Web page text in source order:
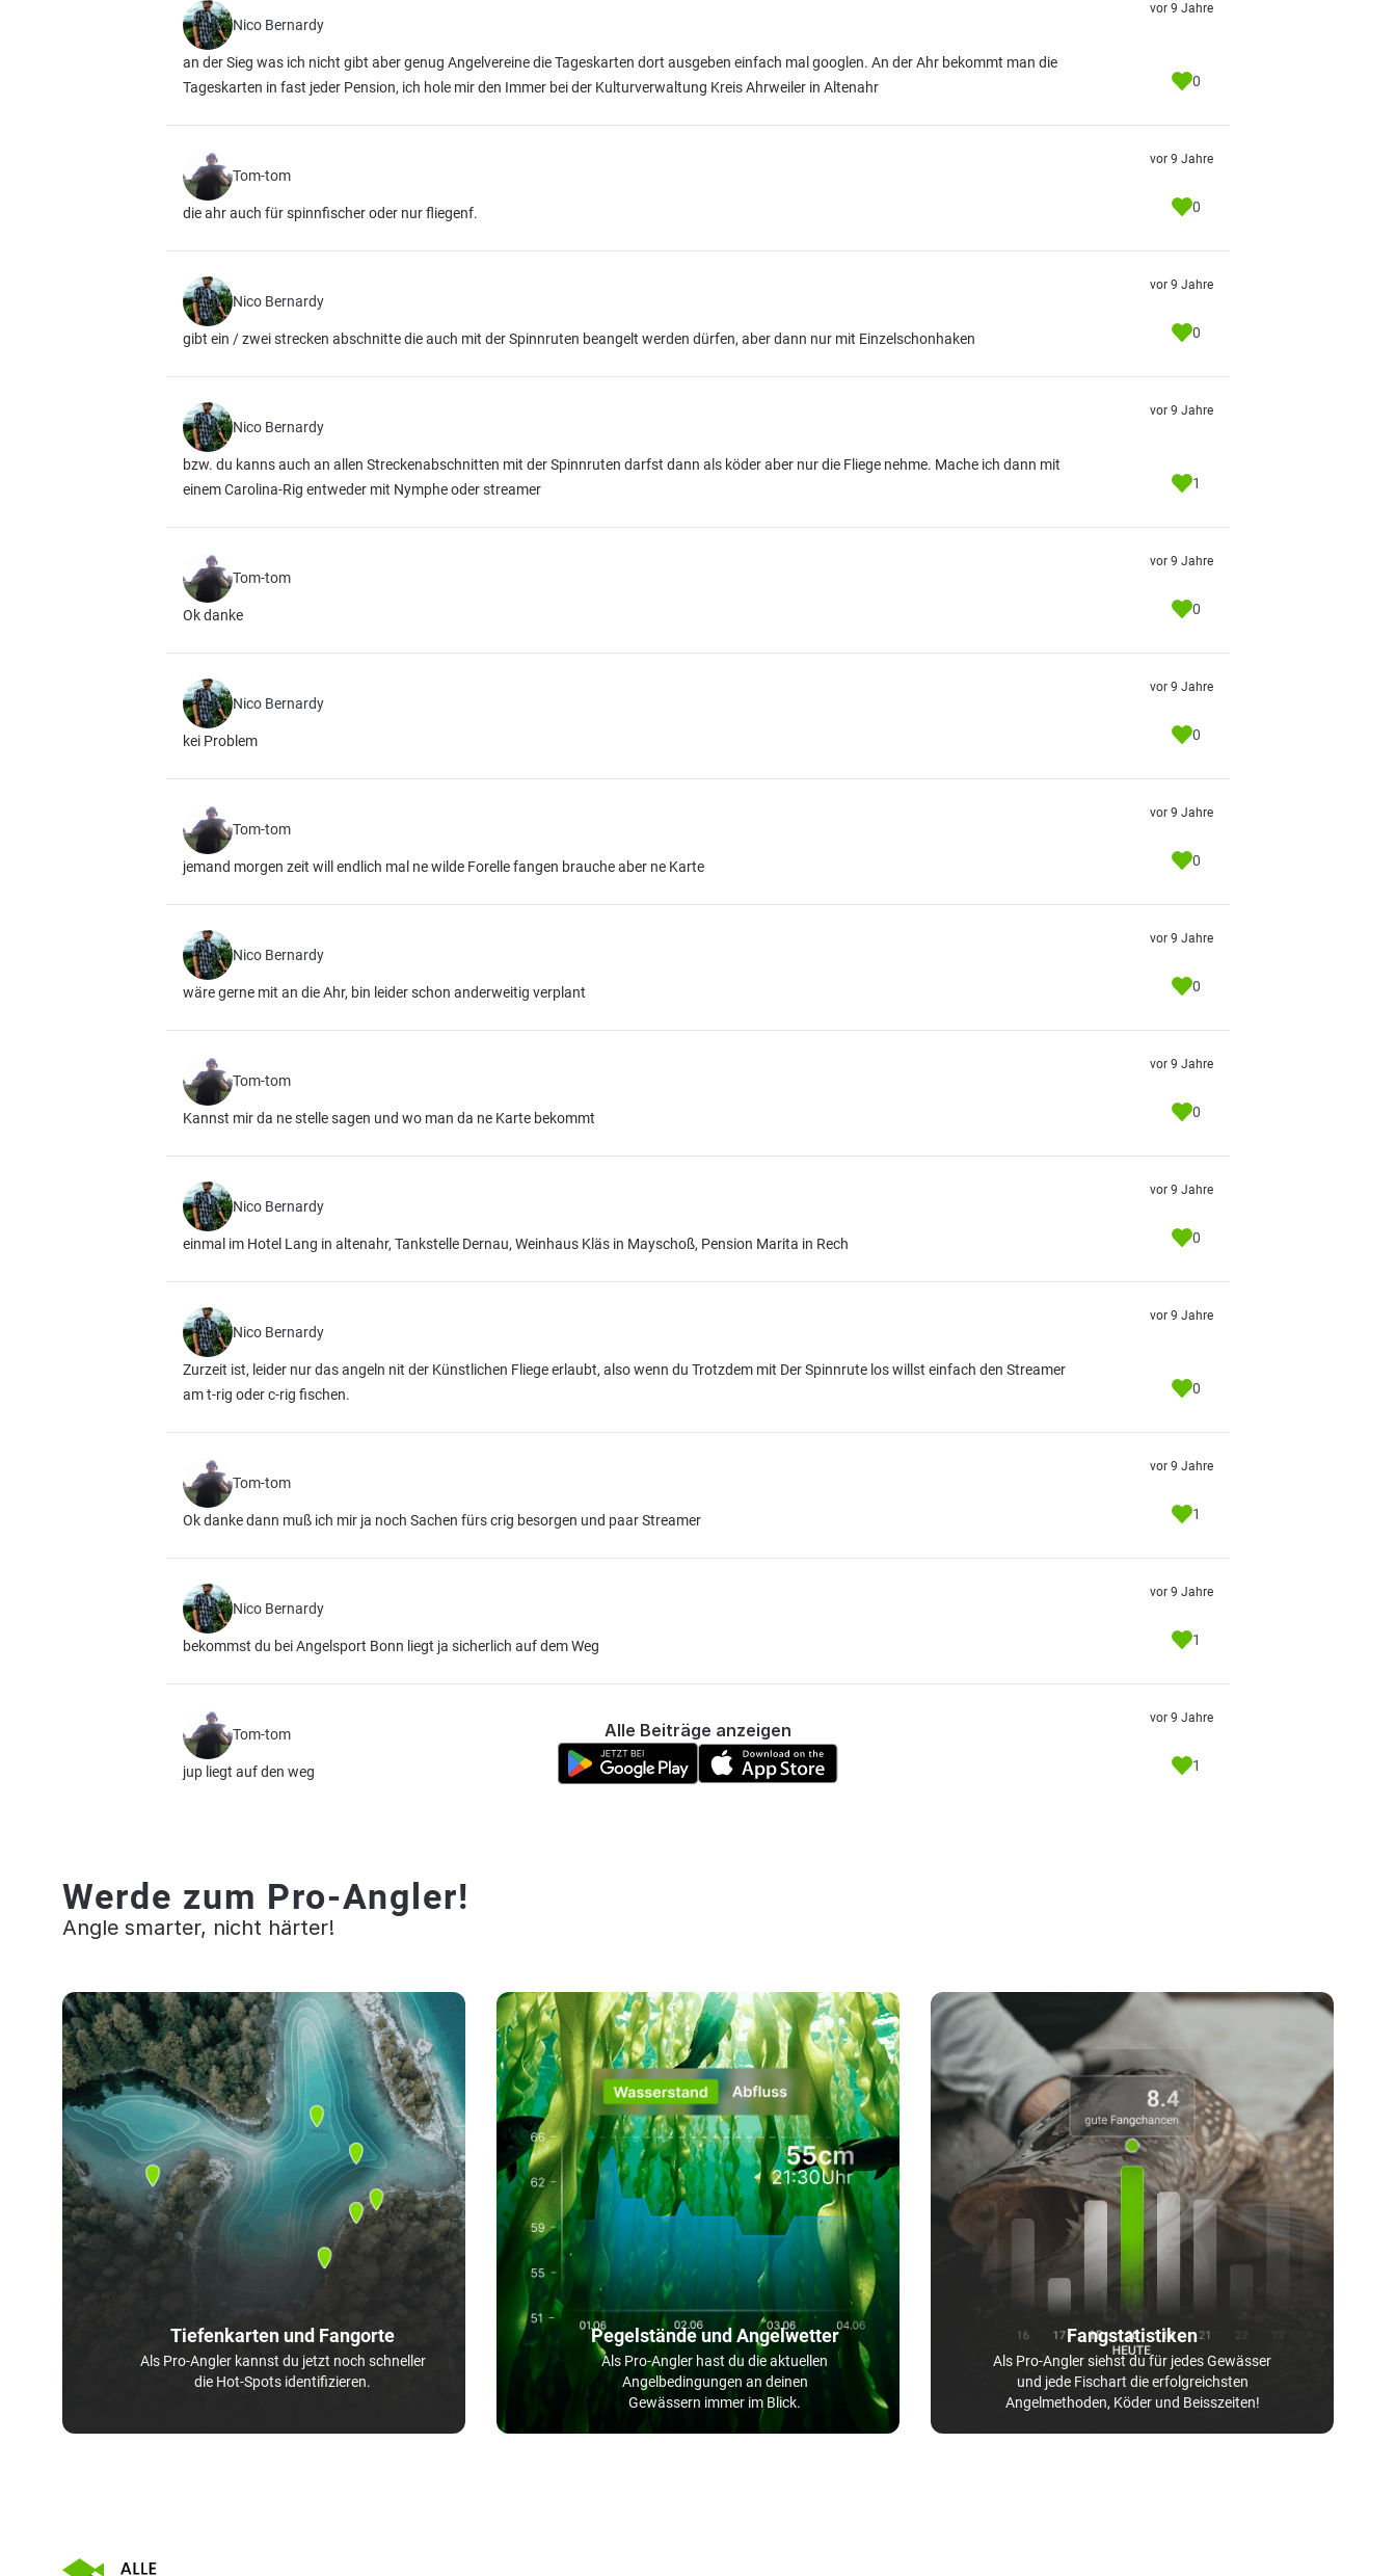
Nico Bernardy
an der Sieg was ich nicht gibt aber genug Angelvereine die Tageskarten dort ausgeben einfach mal googlen. An der Ahr bekommt man die
Tageskarten in fast jeder Pension, ich hole mir den Immer bei der Kulturverwaltung Kreis Ahrweiler in Altenahr
vor 9 Jahre
0
Tom-tom
die ahr auch für spinnfischer oder nur fliegenf.
vor 9 Jahre
0
Nico Bernardy
gibt ein / zwei strecken abschnitte die auch mit der Spinnruten beangelt werden dürfen, aber dann nur mit Einzelschonhaken
vor 9 Jahre
0
Nico Bernardy
bzw. du kanns auch an allen Streckenabschnitten mit der Spinnruten darfst dann als köder aber nur die Fliege nehme. Mache ich dann mit
einem Carolina-Rig entweder mit Nymphe oder streamer
vor 9 Jahre
1
Tom-tom
Ok danke
vor 9 Jahre
0
Nico Bernardy
kei Problem
vor 9 Jahre
0
Tom-tom
jemand morgen zeit will endlich mal ne wilde Forelle fangen brauche aber ne Karte
vor 9 Jahre
0
Nico Bernardy
wäre gerne mit an die Ahr, bin leider schon anderweitig verplant
vor 9 Jahre
0
Tom-tom
Kannst mir da ne stelle sagen und wo man da ne Karte bekommt
vor 9 Jahre
0
Nico Bernardy
einmal im Hotel Lang in altenahr, Tankstelle Dernau, Weinhaus Kläs in Mayschoß, Pension Marita in Rech
vor 9 Jahre
0
Nico Bernardy
Zurzeit ist, leider nur das angeln nit der Künstlichen Fliege erlaubt, also wenn du Trotzdem mit Der Spinnrute los willst einfach den Streamer
am t-rig oder c-rig fischen.
vor 9 Jahre
0
Tom-tom
Ok danke dann muß ich mir ja noch Sachen fürs crig besorgen und paar Streamer
vor 9 Jahre
1
Nico Bernardy
bekommst du bei Angelsport Bonn liegt ja sicherlich auf dem Weg
vor 9 Jahre
1
Tom-tom
jup liegt auf den weg
vor 9 Jahre
1
Alle Beiträge anzeigen
Werde zum Pro-Angler!
Angle smarter, nicht härter!
Tiefenkarten und Fangorte
Als Pro-Angler kannst du jetzt noch schneller
die Hot-Spots identifizieren.
Pegelstände und Angelwetter
Als Pro-Angler hast du die aktuellen
Angelbedingungen an deinen
Gewässern immer im Blick.
Fangstatistiken
Als Pro-Angler siehst du für jedes Gewässer
und jede Fischart die erfolgreichsten
Angelmethoden, Köder und Beisszeiten!